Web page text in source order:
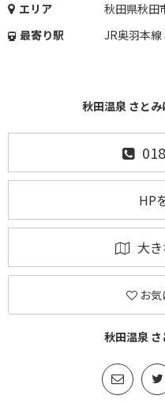
エリア
秋田県秋田
最寄り駅
JR奥羽本
秋田温泉 さとみ
HP
大
お
秋田温泉